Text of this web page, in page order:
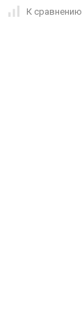
К сравнению